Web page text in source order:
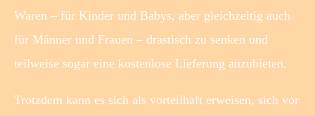
Waren – für Kinder und Babys, aber gleichzeitig auch
für Männer und Frauen – drastisch zu senken und
teilweise sogar eine kostenlose Lieferung anzubieten.
Trotzdem kann es sich als vorteilhaft erweisen, sich vor